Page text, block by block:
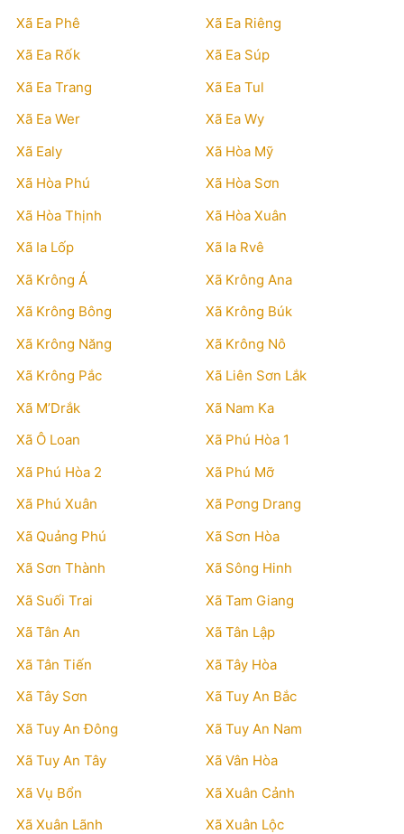
Xã Ea Phê
Xã Ea Riêng
Xã Ea Rốk
Xã Ea Súp
Xã Ea Trang
Xã Ea Tul
Xã Ea Wer
Xã Ea Wy
Xã Ealy
Xã Hòa Mỹ
Xã Hòa Phú
Xã Hòa Sơn
Xã Hòa Thịnh
Xã Hòa Xuân
Xã Ia Lốp
Xã Ia Rvê
Xã Krông Á
Xã Krông Ana
Xã Krông Bông
Xã Krông Búk
Xã Krông Năng
Xã Krông Nô
Xã Krông Pắc
Xã Liên Sơn Lắk
Xã M’Drắk
Xã Nam Ka
Xã Ô Loan
Xã Phú Hòa 1
Xã Phú Hòa 2
Xã Phú Mỡ
Xã Phú Xuân
Xã Pơng Drang
Xã Quảng Phú
Xã Sơn Hòa
Xã Sơn Thành
Xã Sông Hinh
Xã Suối Trai
Xã Tam Giang
Xã Tân An
Xã Tân Lập
Xã Tân Tiến
Xã Tây Hòa
Xã Tây Sơn
Xã Tuy An Bắc
Xã Tuy An Đông
Xã Tuy An Nam
Xã Tuy An Tây
Xã Vân Hòa
Xã Vụ Bổn
Xã Xuân Cảnh
Xã Xuân Lãnh
Xã Xuân Lộc